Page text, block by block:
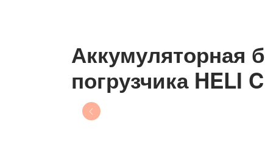
Аккумуляторная
погрузчика HELI